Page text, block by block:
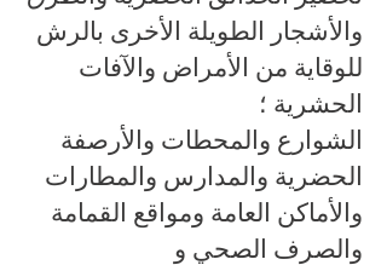
والأشجار الطويلة الأخرى بالرش
للوقاية من الأمراض والآفات
الحشرية ؛
الشوارع والمحطات والأرصفة
الحضرية والمدارس والمطارات
والأماكن العامة ومواقع القمامة
والصرف الصحي و